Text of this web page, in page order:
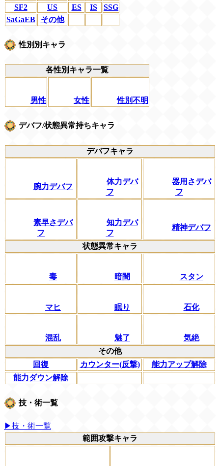
SF2
US ES IS
SSG
SaGaEB
その他
性別別キャラ
各性別キャラ一覧
男性 女性 性別不明
デバフ/状態異常持ちキャラ
デバフキャラ
腕力デバフ
体力デバ
フ
器用さデバ
フ
素早さデバ
フ
知力デバ
フ
精神デバフ
状態異常キャラ
毒 暗闇 スタン
マヒ 眠り 石化
混乱 魅了
気絶
その他
回復
カウンター(反撃)
能力アップ解除
能力ダウン解除
技・術一覧
▶技・術一覧
範囲攻撃キャラ